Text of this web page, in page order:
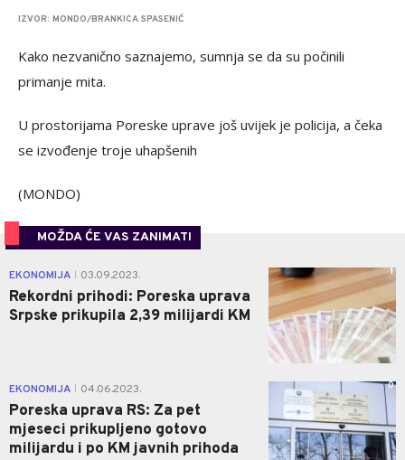
IZVOR: MONDO/BRANKICA SPASENIĆ
Kako nezvanično saznajemo, sumnja se da su počinili
primanje mita.
U prostorijama Poreske uprave još uvijek je policija, a čeka
se izvođenje troje uhapšenih
(MONDO)
MOŽDA ĆE VAS ZANIMATI
EKONOMIJA 03.09.2023.
Rekordni prihodi: Poreska uprava
Srpske prikupila 2,39 milijardi KM
1
EKONOMIJA 04.06.2023.
Poreska uprava RS: Za pet
mjeseci prikupljeno gotovo
milijardu i po KM javnih prihoda
0